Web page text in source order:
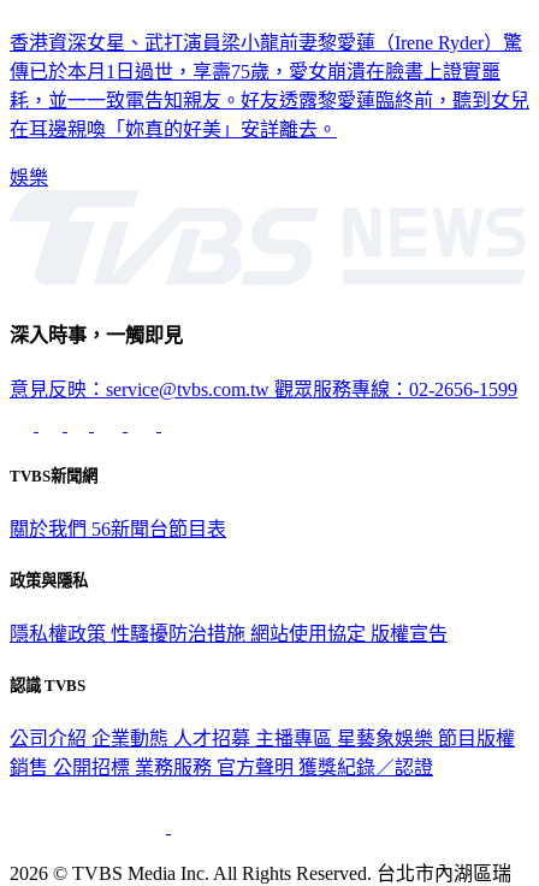
香港資深女星、武打演員梁小龍前妻黎愛蓮（Irene Ryder）驚
傳已於本月1日過世，享壽75歲，愛女崩潰在臉書上證實噩
耗，並一一致電告知親友。好友透露黎愛蓮臨終前，聽到女兒
在耳邊親喚「妳真的好美」安詳離去。
娛樂
深入時事，一觸即見
意見反映：service@tvbs.com.tw 觀眾服務專線：02-2656-1599
TVBS新聞網
關於我們 56新聞台節目表
政策與隱私
隱私權政策 性騷擾防治措施 網站使用協定 版權宣告
認識 TVBS
公司介紹 企業動態 人才招募 主播專區 星藝象娛樂 節目版權
銷售 公開招標 業務服務 官方聲明 獲獎紀錄／認證
2026 © TVBS Media Inc. All Rights Reserved. 台北市內湖區瑞